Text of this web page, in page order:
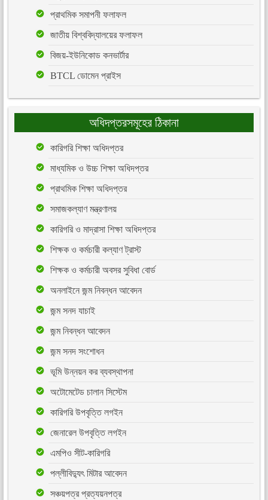
প্রাথমিক সমাপনী ফলাফল
জাতীয় বিশ্ববিদ্যালয়ের ফলাফল
বিজয়-ইউনিকোড কনভার্টার
BTCL ডোমেন প্রাইস
অধিদপ্তরসমূহের ঠিকানা
কারিগরি শিক্ষা অধিদপ্তর
মাধ্যমিক ও উচ্চ শিক্ষা অধিদপ্তর
প্রাথমিক শিক্ষা অধিদপ্তর
সমাজকল্যাণ মন্ত্রণালয়
কারিগরি ও মাদ্রাসা শিক্ষা অধিদপ্তর
শিক্ষক ও কর্মচারী কল্যাণ ট্রাস্ট
শিক্ষক ও কর্মচারী অবসর সুবিধা বোর্ড
অনলাইনে জন্ম নিবন্ধন আবেদন
জন্ম সনদ যাচাই
জন্ম নিবন্ধন আবেদন
জন্ম সনদ সংশোধন
ভূমি উন্নয়ন কর ব্যবস্থাপনা
অটোমেটেড চালান সিস্টেম
কারিগরি উপবৃত্তি লগইন
জেনারেল উপবৃত্তি লগইন
এমপিও সীট-কারিগরি
পল্লীবিদ্যুৎ মিটার আবেদন
সঞ্চয়পত্র প্রত্যয়নপত্র